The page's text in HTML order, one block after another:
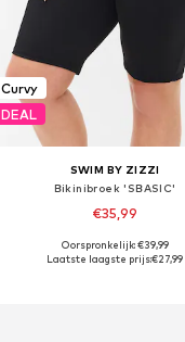
Curvy
DEAL
SWIM BY ZIZZI
Bikinibroek 'SBASIC'
€35,99
Beschikbaar in vele maten
Oorspronkelijk: €39,99
Laatste laagste prijs:€27,99